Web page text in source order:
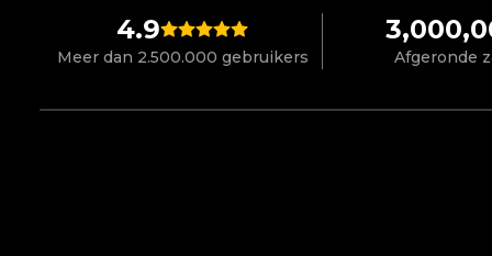
4.9
Meer dan 2.500.000 gebruikers Afgeronde